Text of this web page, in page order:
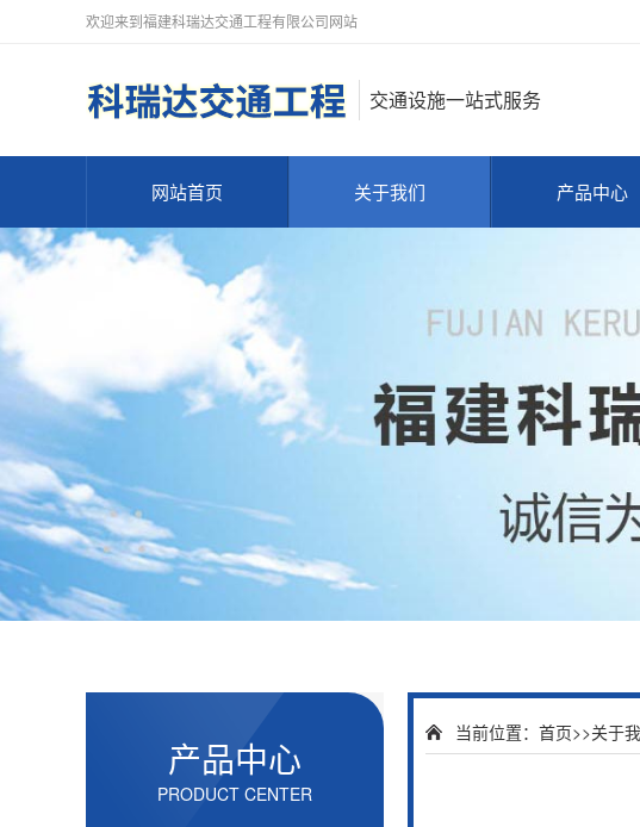
欢迎来到福建科瑞达交通工程有限公司网站
交通设施一站式服务
网站首页 关于我们 产品中心
产品中心
PRODUCT CENTER
当前位置： 首页>>关于